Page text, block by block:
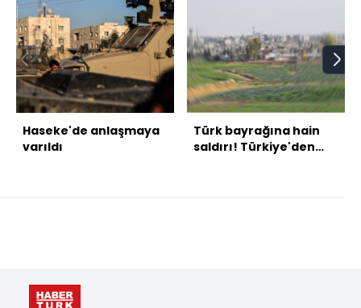
Haseke'de anlaşmaya
varıldı
Türk bayrağına hain
saldırı! Türkiye'den